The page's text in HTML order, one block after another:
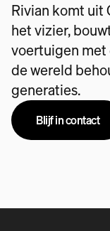
Rivian komt uit
het vizier,
voertuigen
de wereld
generaties.
Blijf in contact